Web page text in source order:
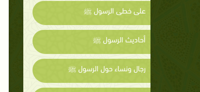
على خطى الرسول ﷺ
أحاديث الرسول ﷺ
رجال ونساء حول الرسول ﷺ